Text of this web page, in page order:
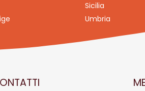
Sicilia
Umbria